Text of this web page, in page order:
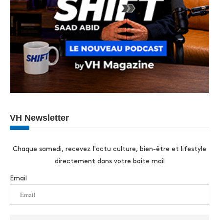
VH Newsletter
Chaque samedi, recevez l'actu culture, bien-être et lifestyle
directement dans votre boite mail
Email